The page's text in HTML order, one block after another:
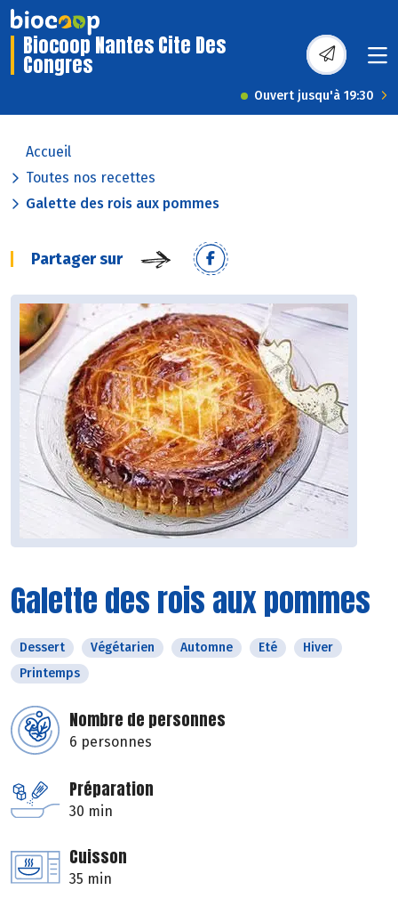
Biocoop Nantes Cite Des
Congres
Ouvert jusqu'à 19:30
Accueil
Toutes nos recettes
Galette des rois aux pommes
Partager sur
Galette des rois aux pommes
Dessert Végétarien Automne Eté
Hiver
Printemps
Nombre de personnes
6 personnes
Préparation
30 min
Cuisson
35 min